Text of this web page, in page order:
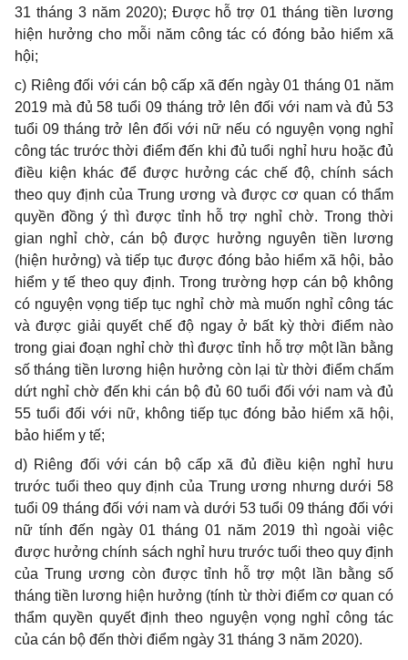
31 tháng 3 năm 2020); Được hỗ trợ 01 tháng tiền lương
hiện hưởng cho mỗi năm công tác có đóng bảo hiểm xã
hội;
c) Riêng đối với cán bộ cấp xã đến ngày 01 tháng 01 năm
2019 mà đủ 58 tuổi 09 tháng trở lên đối với nam và đủ 53
tuổi 09 tháng trở lên đối với nữ nếu có nguyện vọng nghỉ
công tác trước thời điểm đến khi đủ tuổi nghỉ hưu hoặc đủ
điều kiện khác để được hưởng các chế độ, chính sách
theo quy định của Trung ương và được cơ quan có thẩm
quyền đồng ý thì được tỉnh hỗ trợ nghỉ chờ. Trong thời
gian nghỉ chờ, cán bộ được hưởng nguyên tiền lương
(hiện hưởng) và tiếp tục được đóng bảo hiểm xã hội, bảo
hiểm y tế theo quy định. Trong trường hợp cán bộ không
có nguyện vọng tiếp tục nghỉ chờ mà muốn nghỉ công tác
và được giải quyết chế độ ngay ở bất kỳ thời điểm nào
trong giai đoạn nghỉ chờ thì được tỉnh hỗ trợ một lần bằng
số tháng tiền lương hiện hưởng còn lại từ thời điểm chấm
dứt nghỉ chờ đến khi cán bộ đủ 60 tuổi đối với nam và đủ
55 tuổi đối với nữ, không tiếp tục đóng bảo hiểm xã hội,
bảo hiểm y tế;
d) Riêng đối với cán bộ cấp xã đủ điều kiện nghỉ hưu
trước tuổi theo quy định của Trung ương nhưng dưới 58
tuổi 09 tháng đối với nam và dưới 53 tuổi 09 tháng đối với
nữ tính đến ngày 01 tháng 01 năm 2019 thì ngoài việc
được hưởng chính sách nghỉ hưu trước tuổi theo quy định
của Trung ương còn được tỉnh hỗ trợ một lần bằng số
tháng tiền lương hiện hưởng (tính từ thời điểm cơ quan có
thẩm quyền quyết định theo nguyện vọng nghỉ công tác
của cán bộ đến thời điểm ngày 31 tháng 3 năm 2020).